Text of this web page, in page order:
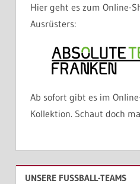
Hier geht es zum Online-
Ausrüsters:
Ab sofort gibt es im
Kollektion. Schaut doch
UNSERE FUSSBALL-TEAMS